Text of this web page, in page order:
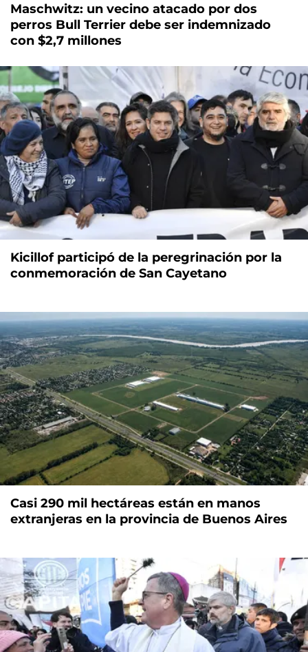
Maschwitz: un vecino atacado por dos
perros Bull Terrier debe ser indemnizado
con $2,7 millones
Kicillof participó de la peregrinación por la
conmemoración de San Cayetano
Casi 290 mil hectáreas están en manos
extranjeras en la provincia de Buenos Aires